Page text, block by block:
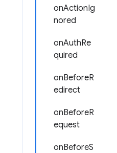
onActionIg
nored
onAuthRe
quired
onBeforeR
edirect
onBeforeR
equest
onBeforeS